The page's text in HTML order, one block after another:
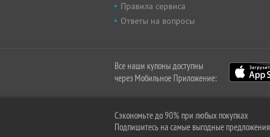
Правила сервиса
Ответы на вопросы
Все наши купоны доступны
через Мобильное Приложение:
Сэкономьте до 90% при любых покупках
Подпишитесь на самые выгодные предложения